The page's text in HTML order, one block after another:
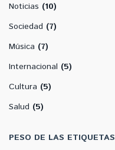
Noticias (10)
Sociedad (7)
Música (7)
Internacional (5)
Cultura (5)
Salud (5)
PESO DE LAS ETIQUETAS